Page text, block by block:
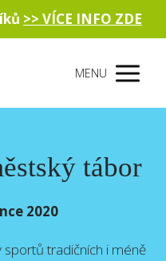
>> VÍCE INFO ZDE
MENU
tábor
2020
tradičních i méně